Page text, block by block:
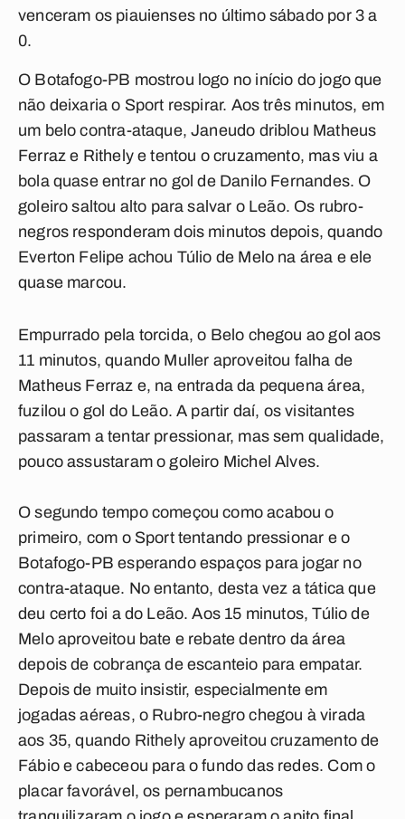
venceram os piauienses no último sábado por 3 a
0.
O Botafogo-PB mostrou logo no início do jogo que
não deixaria o Sport respirar. Aos três minutos, em
um belo contra-ataque, Janeudo driblou Matheus
Ferraz e Rithely e tentou o cruzamento, mas viu a
bola quase entrar no gol de Danilo Fernandes. O
goleiro saltou alto para salvar o Leão. Os rubro-
negros responderam dois minutos depois, quando
Everton Felipe achou Túlio de Melo na área e ele
quase marcou.
Empurrado pela torcida, o Belo chegou ao gol aos
11 minutos, quando Muller aproveitou falha de
Matheus Ferraz e, na entrada da pequena área,
fuzilou o gol do Leão. A partir daí, os visitantes
passaram a tentar pressionar, mas sem qualidade,
pouco assustaram o goleiro Michel Alves.
O segundo tempo começou como acabou o
primeiro, com o Sport tentando pressionar e o
Botafogo-PB esperando espaços para jogar no
contra-ataque. No entanto, desta vez a tática que
deu certo foi a do Leão. Aos 15 minutos, Túlio de
Melo aproveitou bate e rebate dentro da área
depois de cobrança de escanteio para empatar.
Depois de muito insistir, especialmente em
jogadas aéreas, o Rubro-negro chegou à virada
aos 35, quando Rithely aproveitou cruzamento de
Fábio e cabeceou para o fundo das redes. Com o
placar favorável, os pernambucanos